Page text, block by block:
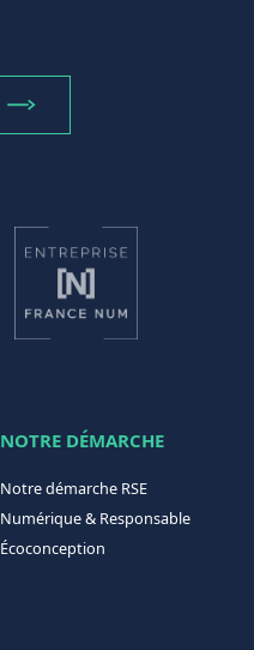
NOTRE DÉMARCHE
Notre démarche RSE
Numérique & Responsable
Écoconception